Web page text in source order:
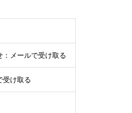
：メールで受け取る
受け取る